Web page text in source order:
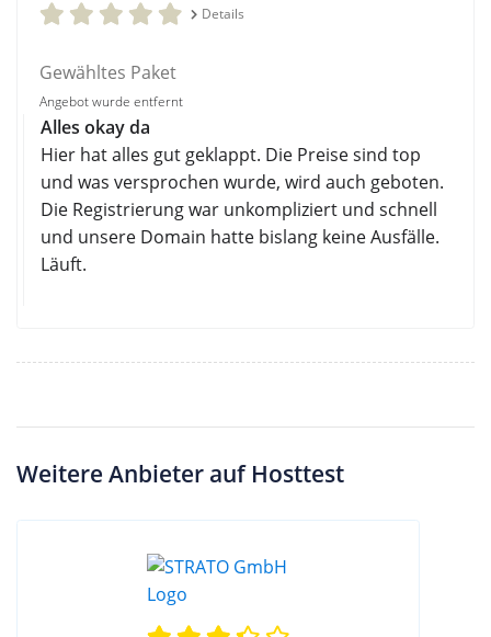
Details
Gewähltes Paket
Angebot wurde entfernt
Alles okay da
Hier hat alles gut geklappt. Die Preise sind top
und was versprochen wurde, wird auch geboten.
Die Registrierung war unkompliziert und schnell
und unsere Domain hatte bislang keine Ausfälle.
Läuft.
Weitere Anbieter auf Hosttest